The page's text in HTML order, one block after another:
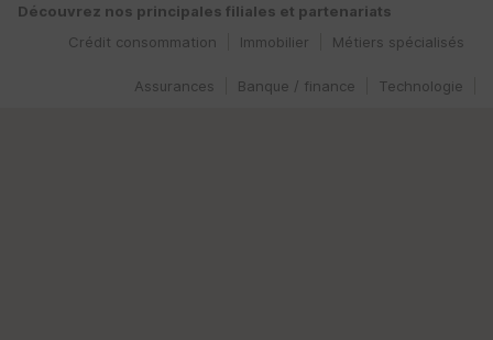
Découvrez nos principales filiales et partenariats
Métiers spécialisés
Immobilier
Crédit consommation
Technologie
Banque / finance
Assurances